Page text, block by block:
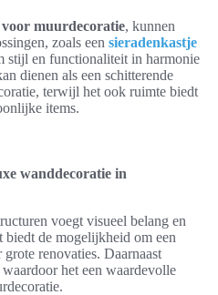
muurdecoratie, kunnen
zoals een sieradenkastje
stijl en functionaliteit in harmonie
dienen als een schitterende
terwijl het ook ruimte biedt
items.
wanddecoratie in
voegt visueel belang en
biedt de mogelijkheid om een
renovaties. Daarnaast
het een waardevolle